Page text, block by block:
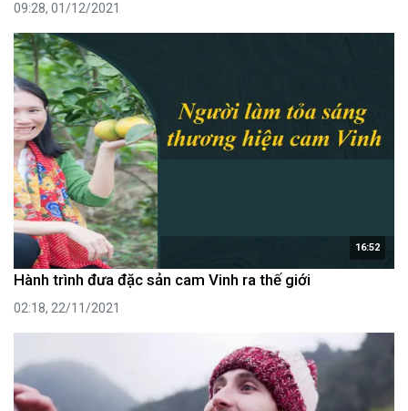
09:28, 01/12/2021
16:52
Hành trình đưa đặc sản cam Vinh ra thế giới
02:18, 22/11/2021